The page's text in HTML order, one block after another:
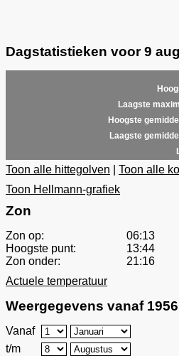
Dagstatistieken voor 9
Laagste
Hoogste
Laagste
Toon alle hittegolven
Toon alle
Toon Hellmann-grafiek
Zon
Zon op:
06:13
Hoogste punt:
13:44
Zon onder:
21:16
Actuele temperatuur
Weergegevens vanaf 1956
Vanaf
t/m